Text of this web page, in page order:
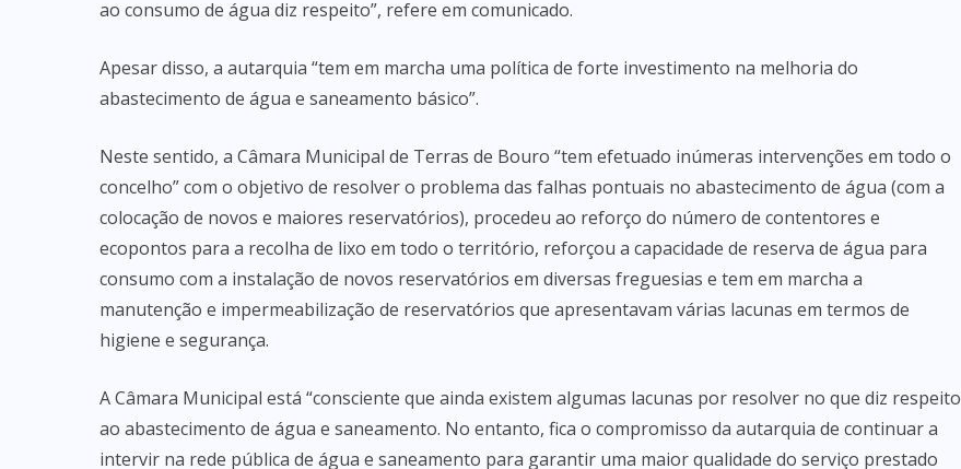
ao consumo de água diz respeito”, refere em comunicado.
Apesar disso, a autarquia “tem em marcha uma política de forte investimento na melhoria do
abastecimento de água e saneamento básico”.
Neste sentido, a Câmara Municipal de Terras de Bouro “tem efetuado inúmeras intervenções em todo o
concelho” com o objetivo de resolver o problema das falhas pontuais no abastecimento de água (com a
colocação de novos e maiores reservatórios), procedeu ao reforço do número de contentores e
ecopontos para a recolha de lixo em todo o território, reforçou a capacidade de reserva de água para
consumo com a instalação de novos reservatórios em diversas freguesias e tem em marcha a
manutenção e impermeabilização de reservatórios que apresentavam várias lacunas em termos de
higiene e segurança.
A Câmara Municipal está “consciente que ainda existem algumas lacunas por resolver no que diz respeito
ao abastecimento de água e saneamento. No entanto, fica o compromisso da autarquia de continuar a
intervir na rede pública de água e saneamento para garantir uma maior qualidade do serviço prestado